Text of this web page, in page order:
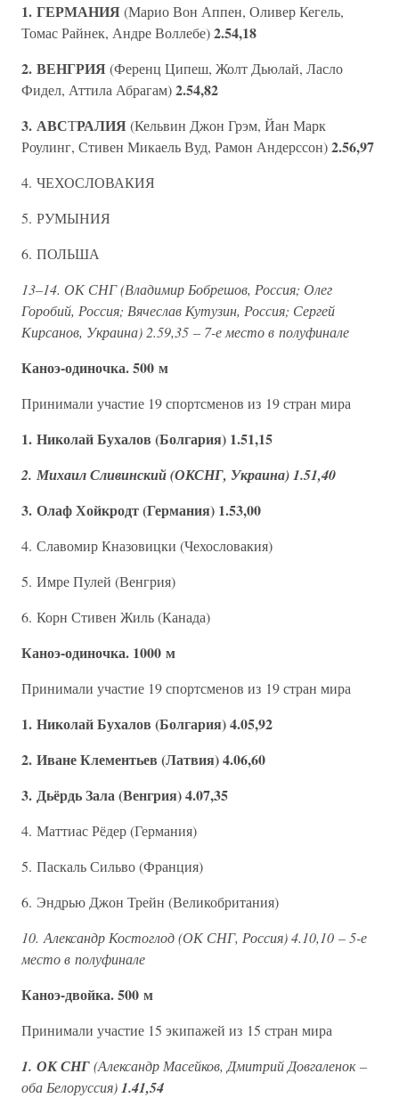
1. ГЕРМАНИЯ(Марио Вон Аппен, Оливер Кегель,
Томас Райнек, Андре Воллебе)2.54,18
2. ВЕНГРИЯ(Ференц Ципеш, Жолт Дьюлай, Ласло
Фидел, Аттила Абрагам)2.54,82
3. АВСТРАЛИЯ(Кельвин Джон Грэм, Йан Марк
Роулинг, Стивен Микаель Вуд, Рамон Андерссон)2.56,97
4. ЧЕХОСЛОВАКИЯ
5. РУМЫНИЯ
6. ПОЛЬША
13–14. ОК СНГ (Владимир Бобрешов, Россия; Олег
Горобий, Россия; Вячеслав Кутузин, Россия; Сергей
Кирсанов, Украина) 2.59,35 – 7-е место в полуфинале
Каноэ-одиночка. 500 м
Принимали участие 19 спортсменов из 19 стран мира
1. Николай Бухалов (Болгария) 1.51,15
2. Михаил Сливинский (ОКСНГ, Украина) 1.51,40
3. Олаф Хойкродт (Германия) 1.53,00
4. Славомир Кназовицки (Чехословакия)
5. Имре Пулей (Венгрия)
6. Корн Стивен Жиль (Канада)
Каноэ-одиночка. 1000 м
Принимали участие 19 спортсменов из 19 стран мира
1. Николай Бухалов (Болгария) 4.05,92
2. Иване Клементьев (Латвия) 4.06,60
3. Дьёрдь Зала (Венгрия) 4.07,35
4. Маттиас Рёдер (Германия)
5. Паскаль Сильво (Франция)
6. Эндрью Джон Трейн (Великобритания)
10. Александр Костоглод (ОК СНГ, Россия) 4.10,10 – 5-е
место в полуфинале
Каноэ-двойка. 500 м
Принимали участие 15 экипажей из 15 стран мира
1. ОК СНГ(Александр Масейков, Дмитрий Довгаленок –
оба Белоруссия)1.41,54